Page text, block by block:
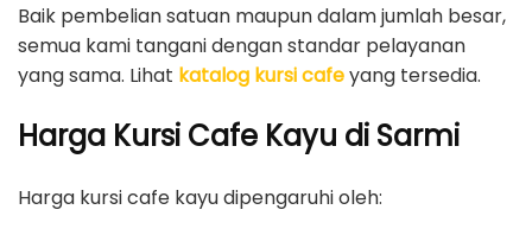
Baik pembelian satuan maupun dalam jumlah besar,
semua kami tangani dengan standar pelayanan
yang sama. Lihat katalog kursi cafeyang tersedia.
Harga Kursi Cafe Kayu di Sarmi
Harga kursi cafe kayu dipengaruhi oleh: